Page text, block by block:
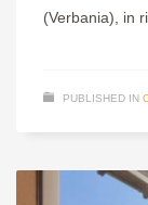
(Verbania), in
PUBLISHED IN